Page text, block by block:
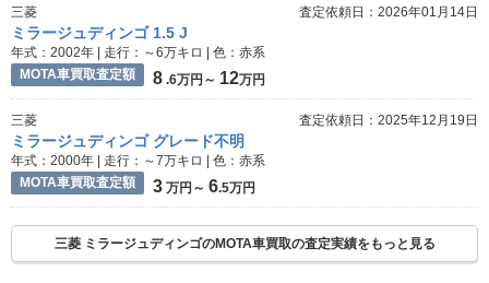
三菱 査定依頼日：2026年01月14日
ミラージュディンゴ 1.5 J
年式：2002年 | 走行：～6万キロ | 色：赤系
MOTA車買取査定額
8 .6万円～ 12万円
三菱 査定依頼日：2025年12月19日
ミラージュディンゴ グレード不明
年式：2000年 | 走行：～7万キロ | 色：赤系
MOTA車買取査定額
3 万円～ 6.5万円
三菱 ミラージュディンゴのMOTA車買取の査定実績をもっと見る